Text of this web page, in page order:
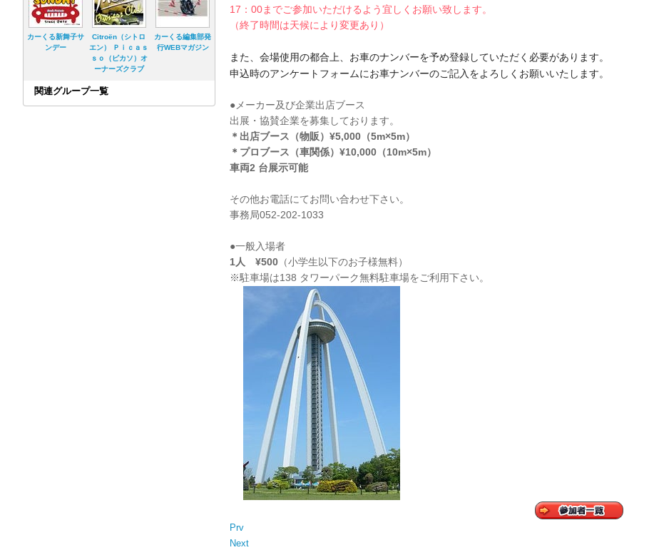
カーくる新舞子サ
ンデー
Citroën（シトロ
エン） Ｐｉｃａｓ
ｓｏ（ピカソ）オ
ーナーズクラブ
カーくる編集部発
行WEBマガジン
関連グループ一覧
17：00までご参加いただけるよう宜しくお願い致します。
（終了時間は天候により変更あり）
また、会場使用の都合上、お車のナンバーを予め登録していただく必要があります。
申込時のアンケートフォームにお車ナンバーのご記入をよろしくお願いいたします。
●メーカー及び企業出店ブース
出展・協賛企業を募集しております。
＊出店ブース（物販）¥5,000（5m×5m）
＊プロブース（車関係）¥10,000（10m×5m）
車両2 台展示可能
その他お電話にてお問い合わせ下さい。
事務局052-202-1033
●一般入場者
1人 ¥500 （小学生以下のお子様無料）
※駐車場は138 タワーパーク無料駐車場をご利用下さい。
Prv
Next